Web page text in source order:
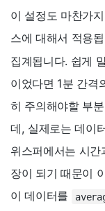
이 설정도 마찬가
스에 대해서 적용
집계됩니다. 쉽게
이었다면 1분 간격
히 주의해야할 부
데, 실제로는 데이
위스퍼에서는 시
장이 되기 때문이
이 데이터를